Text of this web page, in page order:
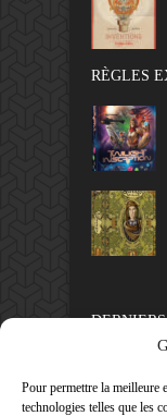
Pour permettre la meilleure
technologies telles que les
RÈGLES